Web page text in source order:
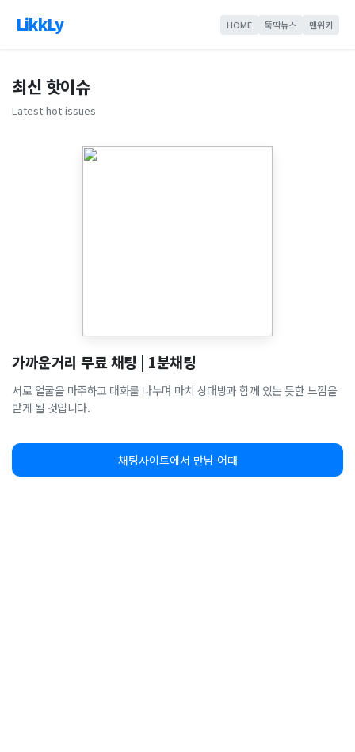
LikkLy HOME 뚝딱뉴스 맨위키
최신 핫이슈
Latest hot issues
가까운거리 무료 채팅 | 1분채팅
서로 얼굴을 마주하고 대화를 나누며 마치 상대방과 함께 있는 듯한 느낌을
받게 될 것입니다.
채팅사이트에서 만남 어때